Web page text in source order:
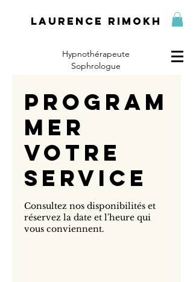
Laurence Rimokh
Hypnothérapeute
Sophrologue
Program
mer
votre
service
Consultez nos disponibilités et
réservez la date et l'heure qui
vous conviennent.